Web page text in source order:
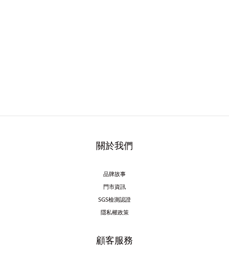
關於我們
品牌故事
門市資訊
SGS檢測認證
隱私權政策
顧客服務